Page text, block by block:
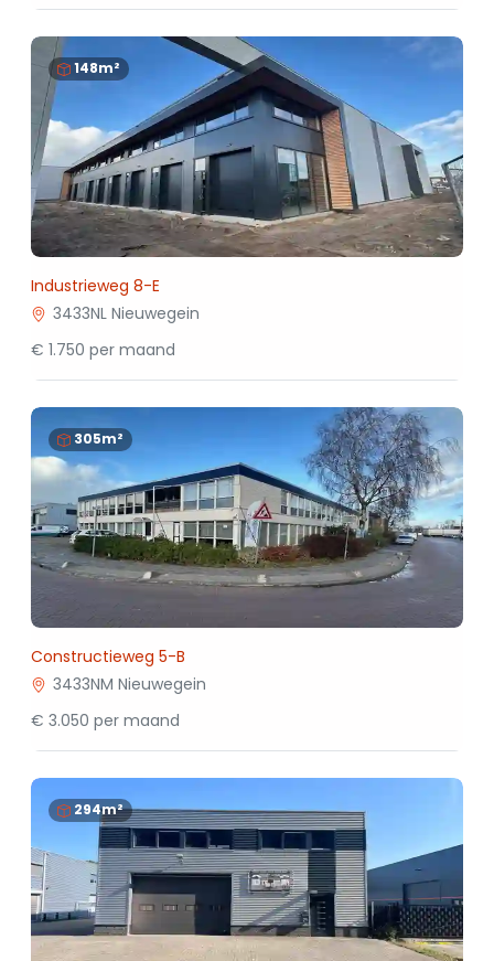
148m²
Industrieweg 8-E
3433NL Nieuwegein
€ 1.750 per maand
305m²
Constructieweg 5-B
3433NM Nieuwegein
€ 3.050 per maand
294m²